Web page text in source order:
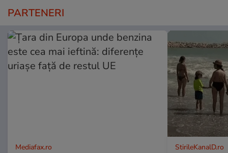
PARTENERI
Mediafax.ro StirileKanalD.ro